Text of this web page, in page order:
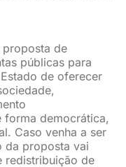
proposta de
públicas para
de oferecer
democrática,
Caso venha a ser
da proposta vai
redistribuição de